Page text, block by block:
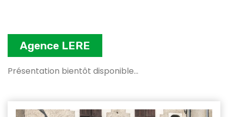
Agence LERE
Présentation bientôt disponible...